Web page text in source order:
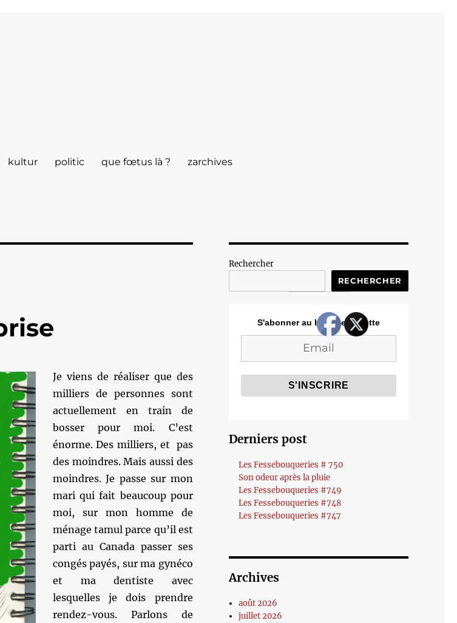
kultur politic que fœtus là ? zarchives
Je viens de réaliser que des
milliers de personnes sont
actuellement en train de
bosser pour moi. C’est
énorme. Des milliers, et pas
des moindres. Mais aussi des
moindres. Je passe sur mon
mari qui fait beaucoup pour
moi, sur mon homme de
ménage tamul parce qu’il est
parti au Canada passer ses
congés payés, sur ma gynéco
et ma dentiste avec
lesquelles je dois prendre
rendez-vous. Parlons de
Rechercher
RECHERCHER
S'abonner au blog de Cozette
Derniers post
Les Fessebouqueries # 750
Son odeur après la pluie
Les Fessebouqueries #749
Les Fessebouqueries #748
Les Fessebouqueries #747
Archives
août 2026
juillet 2026